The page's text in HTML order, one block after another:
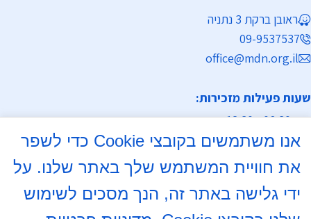
ראובן ברקת 3 נתניה
09-9537537
office@mdn.org.il
שעות פעילות מזכירות:
א-ה 08:30 - 12:30
א, ד 16:00- 18:00
אנו משתמשים בקובצי Cookie כדי לשפר
את חוויית המשתמש שלך באתר שלנו. על
ידי גלישה באתר זה, הנך מסכים לשימוש